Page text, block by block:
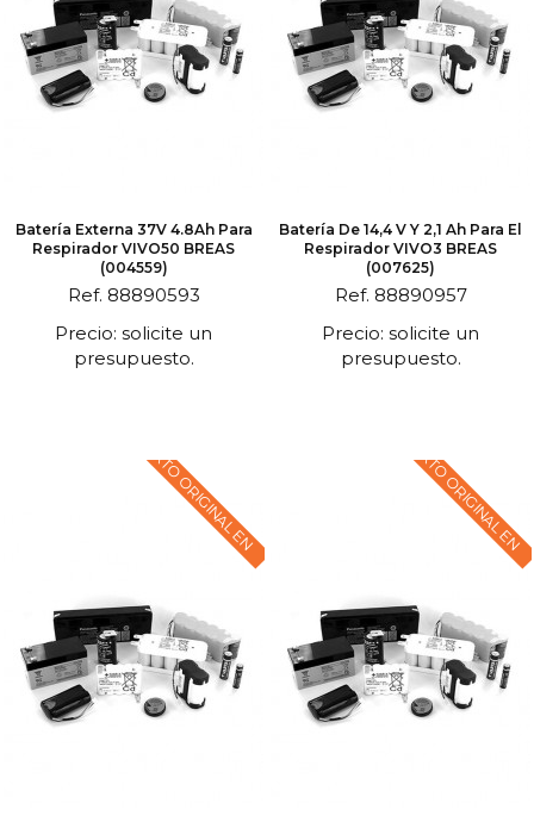
Batería Externa 37V 4.8Ah Para
Respirador VIVO50 BREAS
(004559)
Ref. 88890593
Precio: solicite un
presupuesto.
Batería De 14,4 V Y 2,1 Ah Para El
Respirador VIVO3 BREAS
(007625)
Ref. 88890957
Precio: solicite un
presupuesto.
TEXTO ORIGINAL EN TEXTO ORIGINAL EN